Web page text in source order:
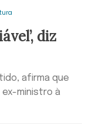
diz
afirma que
ministro à